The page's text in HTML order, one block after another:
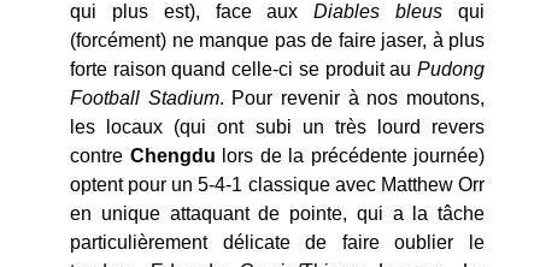
qui plus est), face auxDiables bleus qui
(forcément) ne manque pas de faire jaser, à plus
forte raison quand celle-ci se produit au Pudong
Football Stadium. Pour revenir à nos moutons,
les locaux (qui ont subi un très lourd revers
contre Chengdu lors de la précédente journée)
optent pour un 5-4-1 classique avec Matthew Orr
en unique attaquant de pointe, qui a la tâche
particulièrement délicate de faire oublier le